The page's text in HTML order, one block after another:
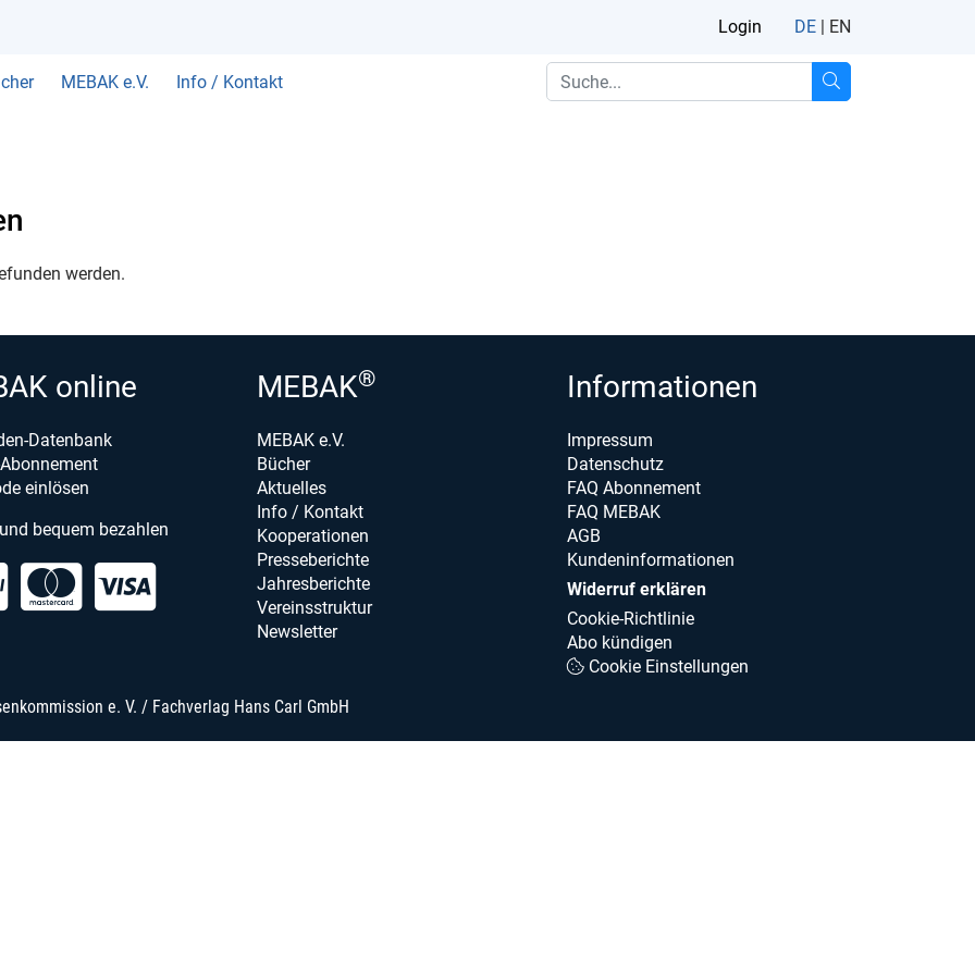
Login DE | EN
MEBAK e.V. Info / Kontakt
werden.
online
Datenbank
einlösen
bequem bezahlen
MEBAK®
MEBAK e.V.
Bücher
Aktuelles
Info / Kontakt
Kooperationen
Presseberichte
Jahresberichte
Vereinsstruktur
Newsletter
Informationen
Impressum
Datenschutz
FAQ Abonnement
FAQ MEBAK
AGB
Kundeninformationen
Widerruf erklären
Cookie-Richtlinie
Abo kündigen
Cookie Einstellungen
e. V. / Fachverlag Hans Carl GmbH